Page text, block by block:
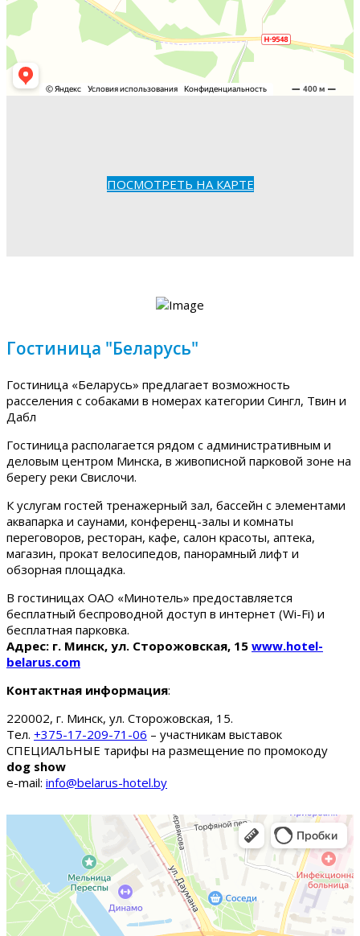
ПОСМОТРЕТЬ НА КАРТЕ
Гостиница "Беларусь"
Гостиница «Беларусь» предлагает возможность
расселения с собаками в номерах категории Сингл, Твин и
Дабл
Гостиница располагается рядом с административным и
деловым центром Минска, в живописной парковой зоне на
берегу реки Свислочи.
К услугам гостей тренажерный зал, бассейн с элементами
аквапарка и саунами, конференц-залы и комнаты
переговоров, ресторан, кафе, салон красоты, аптека,
магазин, прокат велосипедов, панорамный лифт и
обзорная площадка.
В гостиницах ОАО «Минотель» предоставляется
бесплатный беспроводной доступ в интернет (Wi-Fi) и
бесплатная парковка.
Адрес: г. Минск, ул. Сторожовская, 15 www.hotel-
belarus.com
Контактная информация:
220002, г. Минск, ул. Сторожовская, 15.
Тел. +375-17-209-71-06 – участникам выставок
СПЕЦИАЛЬНЫЕ тарифы на размещение по промокоду
dog show
e-mail: info@belarus-hotel.by